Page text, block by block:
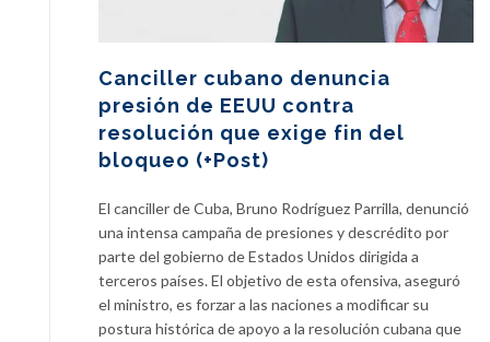
Canciller cubano denuncia
presión de EEUU contra
resolución que exige fin del
bloqueo (+Post)
El canciller de Cuba, Bruno Rodríguez Parrilla, denunció
una intensa campaña de presiones y descrédito por
parte del gobierno de Estados Unidos dirigida a
terceros países. El objetivo de esta ofensiva, aseguró
el ministro, es forzar a las naciones a modificar su
postura histórica de apoyo a la resolución cubana que